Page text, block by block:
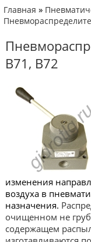
Главная »
В71, В72
изменения
воздуха в
назначения.
очищенном не
содержащем